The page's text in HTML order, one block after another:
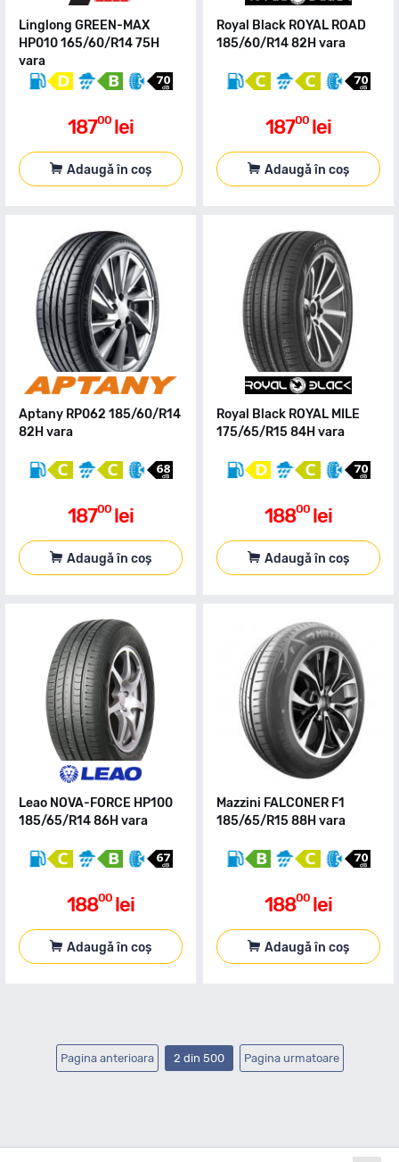
Linglong GREEN-MAX
HP010 165/60/R14 75H
vara
18700 lei
Adaugă în coș
Royal Black ROYAL ROAD
185/60/R14 82H vara
18700 lei
Adaugă în coș
Aptany RP062 185/60/R14
82H vara
18700 lei
Adaugă în coș
Royal Black ROYAL MILE
175/65/R15 84H vara
18800 lei
Adaugă în coș
Leao NOVA-FORCE HP100
185/65/R14 86H vara
18800 lei
Adaugă în coș
Mazzini FALCONER F1
185/65/R15 88H vara
18800 lei
Adaugă în coș
Pagina anterioara 2 din 500 Pagina urmatoare